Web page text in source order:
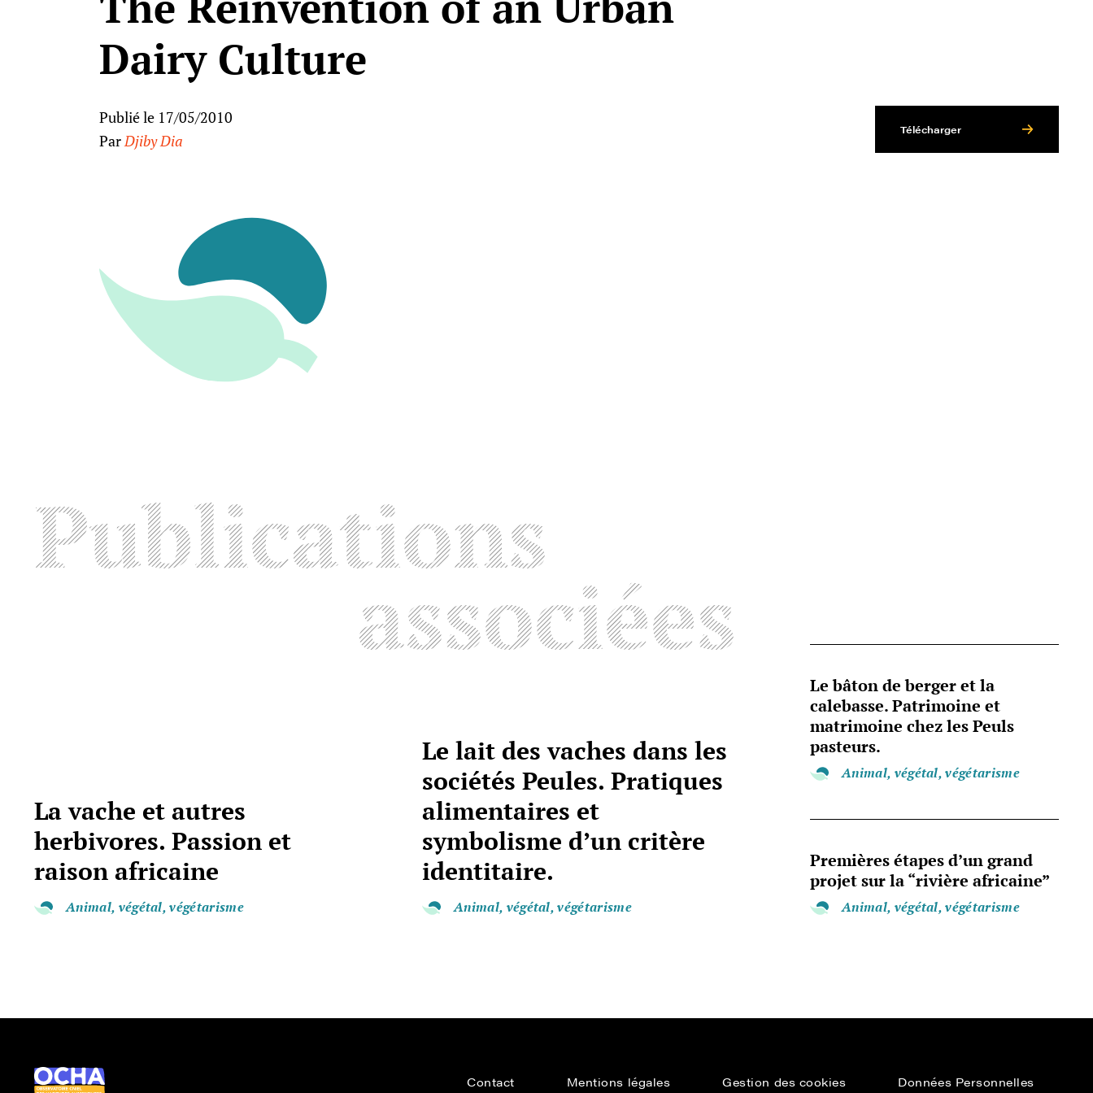
Dairy Culture
Publié le 17/05/2010
Par Djiby Dia
Télécharger
Publications
associées
La vache et autres
herbivores. Passion et
raison africaine
Animal, végétal, végétarisme
Le lait des vaches dans les
sociétés Peules. Pratiques
alimentaires et
symbolisme d’un critère
identitaire.
Animal, végétal, végétarisme
Le bâton de berger et la
calebasse. Patrimoine et
matrimoine chez les Peuls
pasteurs.
Animal, végétal, végétarisme
Premières étapes d’un grand
projet sur la “rivière africaine”
Animal, végétal, végétarisme
Ocha
Contact Mentions légales Gestion des cookies Données Personnelles